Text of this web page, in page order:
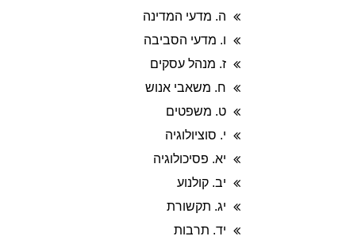
ה. מדעי המדינה
ו. מדעי הסביבה
ז. מנהל עסקים
ח. משאבי אנוש
ט. משפטים
י. סוציולוגיה
יא. פסיכולוגיה
יב. קולנוע
יג. תקשורת
יד. תרבות